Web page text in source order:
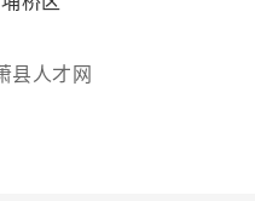
县人才网